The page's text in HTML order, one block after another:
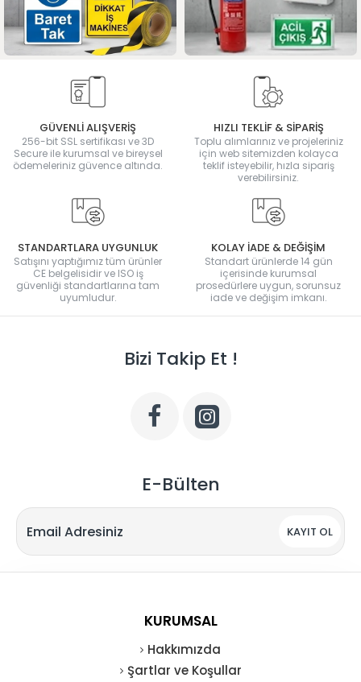
GÜVENLİ ALIŞVERİŞ
256-bit SSL sertifikası ve 3D
Secure ile kurumsal ve bireysel
ödemeleriniz güvence altında.
HIZLI TEKLİF & SİPARİŞ
Toplu alımlarınız ve projeleriniz
için web sitemizden kolayca
teklif isteyebilir, hızla sipariş
verebilirsiniz.
STANDARTLARA UYGUNLUK
Satışını yaptığımız tüm ürünler
CE belgelisidir ve ISO iş
güvenliği standartlarına tam
uyumludur.
KOLAY İADE & DEĞİŞİM
Standart ürünlerde 14 gün
içerisinde kurumsal
prosedürlere uygun, sorunsuz
iade ve değişim imkanı.
Bizi Takip Et !
E-Bülten
KAYIT OL
KURUMSAL
Hakkımızda
Şartlar ve Koşullar